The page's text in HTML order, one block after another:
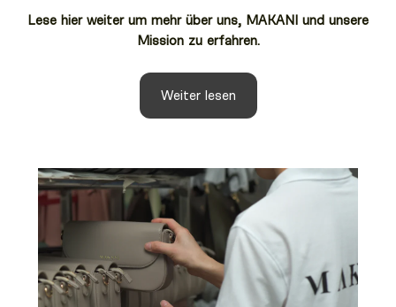
Lese hier weiter um mehr über uns, MAKANI und unsere
Mission zu erfahren.
Weiter lesen